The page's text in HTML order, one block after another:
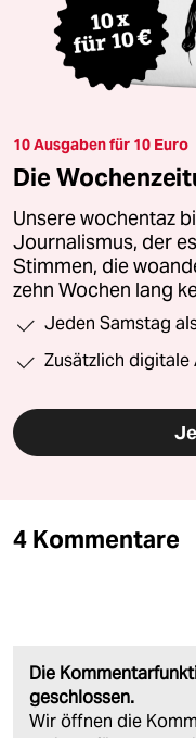
10 Ausgaben für 10 Euro
Die
Unsere wochentaz
Journalismus, der
Stimmen, die
zehn Wochen lang
Jeden Samstag
Zusätzlich digitale
4 Kommentare
Die
geschlossen.
Wir öffnen die